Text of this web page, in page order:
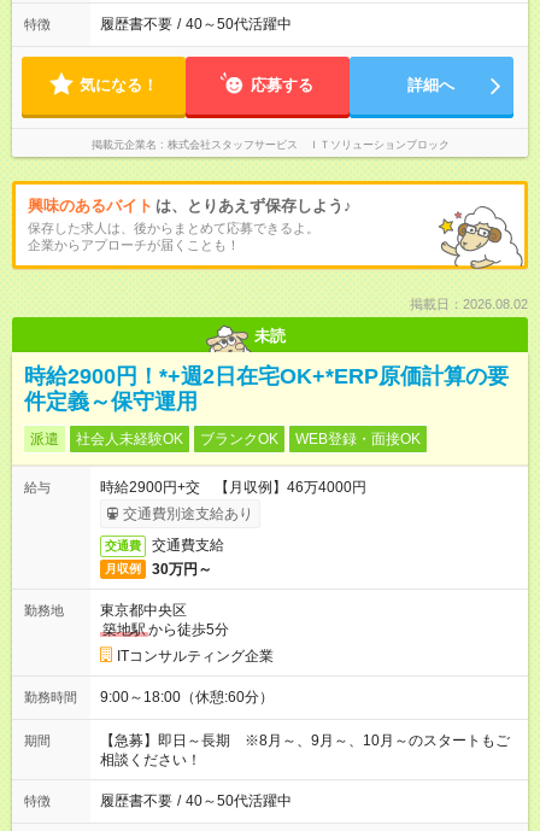
特徴 履歴書不要 / 40～50代活躍中
気になる！ 応募する 詳細へ
掲載元企業名 株式会社スタッフサービス ＩＴソリューションブロック
興味のあるバイト は、とりあえず保存しよう♪
保存した求人は、後からまとめて応募できるよ。
企業からアプローチが届くことも！
掲載日：2026.08.02
未読
時給2900円！*+週2日在宅OK+*ERP原価計算の要
件定義～保守運用
派遣 社会人未経験OK ブランクOK WEB登録・面接OK
給与
時給2900円+交 【月収例】46万4000円
交通費別途支給あり
交通費 交通費支給
月収例 30万円～
勤務地
東京都中央区
築地駅から徒歩5分
ITコンサルティング企業
勤務時間 9:00～18:00（休憩:60分）
期間
【急募】即日～長期 ※8月～、9月～、10月～のスタートもご
相談ください！
特徴 履歴書不要 / 40～50代活躍中